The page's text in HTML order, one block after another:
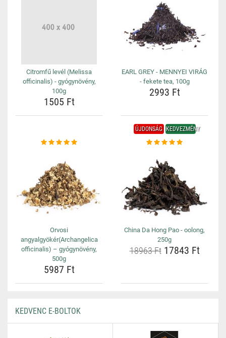
Citromfű levél (Melissa
officinalis) - gyógynövény,
100g
1505 Ft
EARL GREY - MENNYEI VIRÁG
- fekete tea, 100g
2993 Ft
Orvosi
angyalgyökér(Archangelica
officinalis) – gyógynövény,
500g
5987 Ft
ÚJDONSÁG KEDVEZMÉNY
China Da Hong Pao - oolong,
250g
18963 Ft17843 Ft
KEDVENC E-BOLTOK